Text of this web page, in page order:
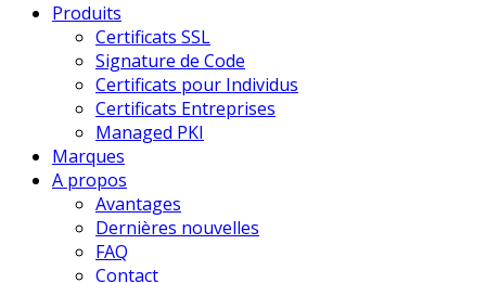
Produits
Certificats SSL
Signature de Code
Certificats pour Individus
Certificats Entreprises
Managed PKI
Marques
A propos
Avantages
Dernières nouvelles
FAQ
Contact